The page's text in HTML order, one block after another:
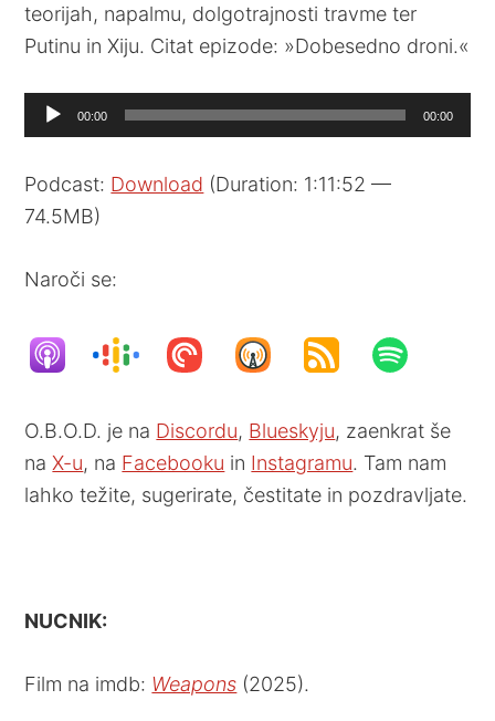
teorijah, napalmu, dolgotrajnosti travme ter
Putinu in Xiju. Citat epizode: »Dobesedno droni.«
Audio
Player
00:00 00:00
Podcast: Download (Duration: 1:11:52 —
74.5MB)
Naroči se:
O.B.O.D. je na Discordu, Blueskyju, zaenkrat še
naX-u, na Facebooku in Instagramu. Tam nam
lahko težite, sugerirate, čestitate in pozdravljate.
NUCNIK:
Film na imdb: Weapons (2025).